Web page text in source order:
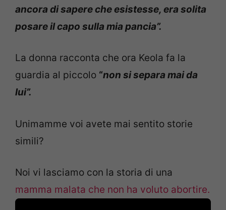
ancora di sapere che esistesse, era solita
posare il capo sulla mia pancia”.
La donna racconta che ora Keola fa la
guardia al piccolo “non si separa mai da
lui”.
Unimamme voi avete mai sentito storie
simili?
Noi vi lasciamo con la storia di una
mamma malata che non ha voluto abortire.